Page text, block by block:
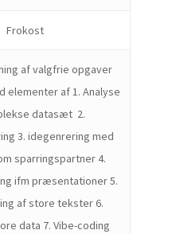
Frokost
af valgfrie opgaver
elementer af 1. Analyse
datasæt 2.
3. idegenrering med
sparringspartner 4.
ifm præsentationer 5.
af store tekster 6.
data 7. Vibe-coding